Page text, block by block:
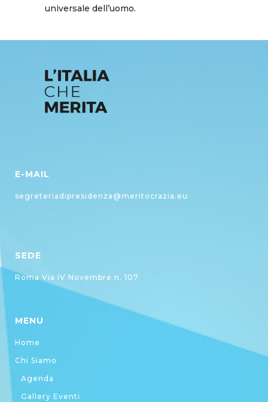
universale dell’uomo.
E-MAIL
segreteriadipresidenza@meritocrazia.eu
SEDE
Roma Via IV Novembre n. 107
MENU
Home
Chi Siamo
Agenda
Gallery Eventi